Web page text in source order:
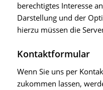
berechtigtes Interesse
Darstellung und der
hierzu müssen die
Kontaktformular
Wenn Sie uns per
zukommen lassen,